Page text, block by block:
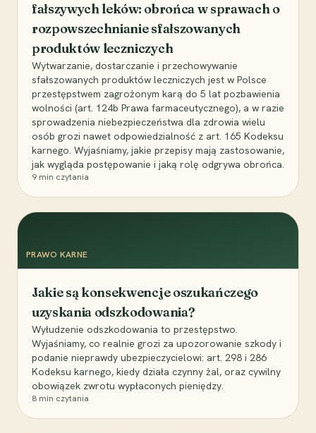
fałszywych leków: obrońca w sprawach o
rozpowszechnianie sfałszowanych
produktów leczniczych
Wytwarzanie, dostarczanie i przechowywanie
sfałszowanych produktów leczniczych jest w Polsce
przestępstwem zagrożonym karą do 5 lat pozbawienia
wolności (art. 124b Prawa farmaceutycznego), a w razie
sprowadzenia niebezpieczeństwa dla zdrowia wielu
osób grozi nawet odpowiedzialność z art. 165 Kodeksu
karnego. Wyjaśniamy, jakie przepisy mają zastosowanie,
jak wygląda postępowanie i jaką rolę odgrywa obrońca.
9 min czytania
PRAWO KARNE
Jakie są konsekwencje oszukańczego
uzyskania odszkodowania?
Wyłudzenie odszkodowania to przestępstwo.
Wyjaśniamy, co realnie grozi za upozorowanie szkody i
podanie nieprawdy ubezpieczycielowi: art. 298 i 286
Kodeksu karnego, kiedy działa czynny żal, oraz cywilny
obowiązek zwrotu wypłaconych pieniędzy.
8 min czytania